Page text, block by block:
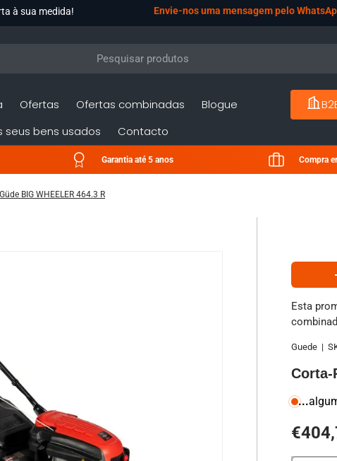
à sua medida! Envie-nos uma mensagem pelo
Ofertas Ofertas combinadas
Blogue
seus bens usados Contacto
Garantia até 5 anos Compra
BIG WHEELER 464.3 R
Esta
Guede |
Corta-
...